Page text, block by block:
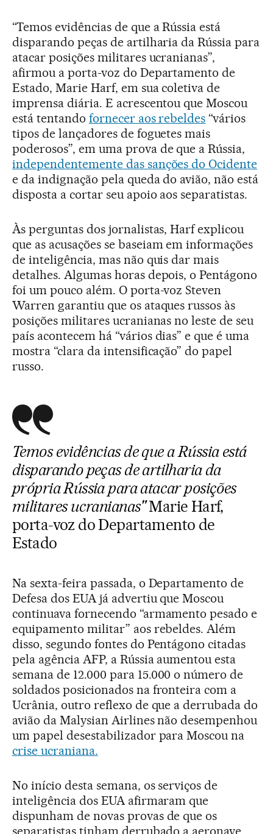
“Temos evidências de que a Rússia está
disparando peças de artilharia da Rússia para
atacar posições militares ucranianas”,
afirmou a porta-voz do Departamento de
Estado, Marie Harf, em sua coletiva de
imprensa diária. E acrescentou que Moscou
está tentando fornecer aos rebeldes “vários
tipos de lançadores de foguetes mais
poderosos”, em uma prova de que a Rússia,
independentemente das sanções do Ocidente
e da indignação pela queda do avião, não está
disposta a cortar seu apoio aos separatistas.
Às perguntas dos jornalistas, Harf explicou
que as acusações se baseiam em informações
de inteligência, mas não quis dar mais
detalhes. Algumas horas depois, o Pentágono
foi um pouco além. O porta-voz Steven
Warren garantiu que os ataques russos às
posições militares ucranianas no leste de seu
país acontecem há “vários dias” e que é uma
mostra “clara da intensificação” do papel
russo.
Temos evidências de que a Rússia está
disparando peças de artilharia da
própria Rússia para atacar posições
militares ucranianas"Marie Harf,
porta-voz do Departamento de
Estado
Na sexta-feira passada, o Departamento de
Defesa dos EUA já advertiu que Moscou
continuava fornecendo “armamento pesado e
equipamento militar” aos rebeldes. Além
disso, segundo fontes do Pentágono citadas
pela agência AFP, a Rússia aumentou esta
semana de 12.000 para 15.000 o número de
soldados posicionados na fronteira com a
Ucrânia, outro reflexo de que a derrubada do
avião da Malysian Airlines não desempenhou
um papel desestabilizador para Moscou na
crise ucraniana.
No início desta semana, os serviços de
inteligência dos EUA afirmaram que
dispunham de novas provas de que os
separatistas tinham derrubado a aeronave